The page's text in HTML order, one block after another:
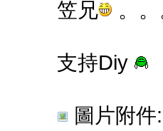
笠兄 。
支持Diy
圖片附件: